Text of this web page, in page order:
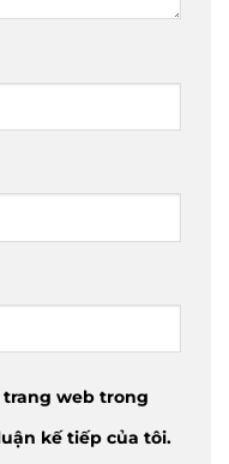
trang web trong
kế tiếp của tôi.